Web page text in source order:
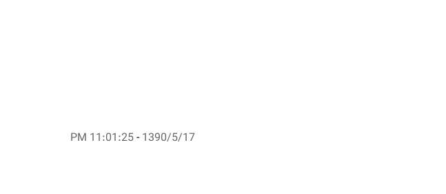
1390/5/17
-
11:01:25 PM